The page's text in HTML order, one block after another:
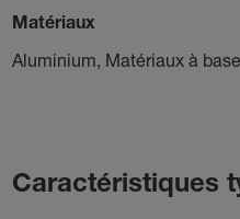
Matériaux
Aluminium, Matériaux à
Caractéristiques